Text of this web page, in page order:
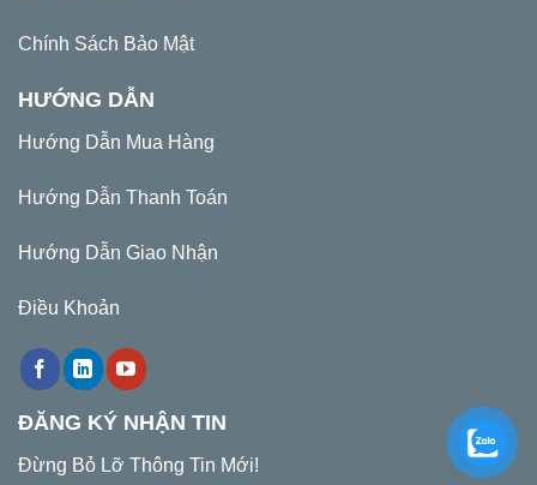
Chính Sách Bảo Mật
HƯỚNG DẪN
Hướng Dẫn Mua Hàng
Hướng Dẫn Thanh Toán
Hướng Dẫn Giao Nhận
Điều Khoản
ĐĂNG KÝ NHẬN TIN
Đừng Bỏ Lỡ Thông Tin Mới!